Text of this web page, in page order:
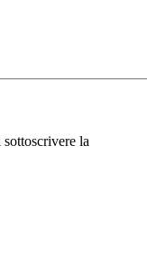
la